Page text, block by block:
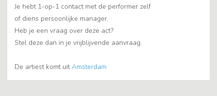
Je hebt 1-op-1 contact met de performer zelf
of diens persoonlijke manager.
Heb je een vraag over deze act?
Stel deze dan in je vrijblijvende aanvraag.
De artiest komt uitAmsterdam